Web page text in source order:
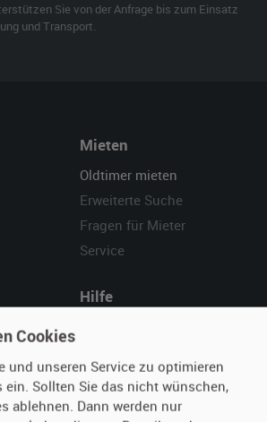
Sie von der Anfrage bis zum Einsatz
und Transport.
Mieten
Oldtimer mieten
Erweiterte Suche
Fragen für Mieter
Service
Hilfe
Kontakt
Cookies
und unseren Service zu optimieren
ein. Sollten Sie das nicht wünschen,
ablehnen. Dann werden nur